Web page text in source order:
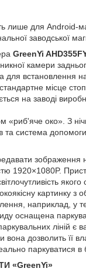
лише для Android-
заводської
GreenYi
камери
для встановлення
місце
на заводі
«риб'яче око». З
та система
зображення
1920×1080P.
якого
картинку з
наприклад, у
оснащена
ліній
вона дозволить її
паркуватися
«GreenYi»